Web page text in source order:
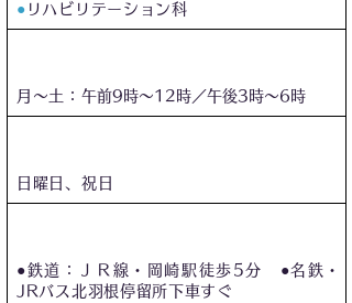
● リハビリテーション科
月～土： 午前9時～12時／午後3時～6時
日曜日、祝日
●鉄道：ＪＲ線・岡崎駅徒歩5分 ●名鉄・
JRバス北羽根停留所下車すぐ